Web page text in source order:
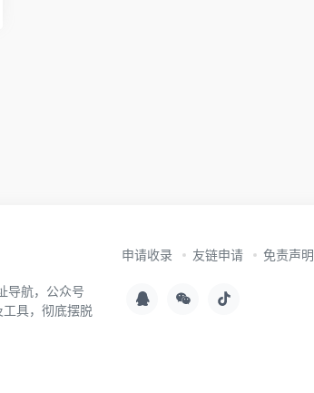
导航，公众号
具，彻底摆脱
申请收录 友链申请 免责声明